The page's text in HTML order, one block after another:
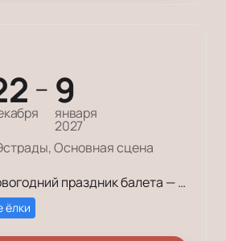
— 9
января
2027
Основная сцена
Грандиозный новогодний праздник балета — на сцене «Щелкунчик» П. И. Чайковского в блистательном исполнении Санкт-Петербургского Классического Балета и Солистов Мариинского Театра!
ёлки